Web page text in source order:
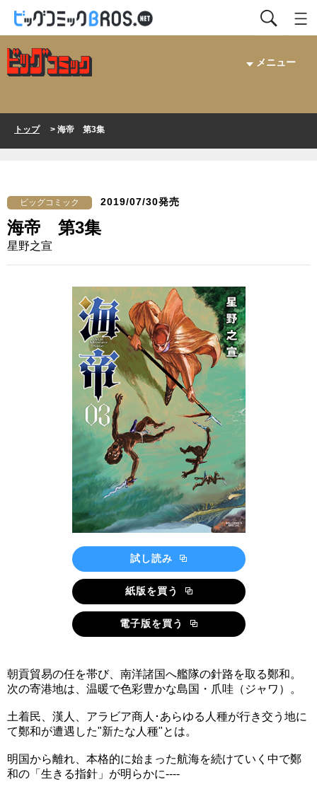
メニュー
トップ> 海帝 第3集
ビッグコミック 2019/07/30発売
海帝 第3集
星野之宣
試し読み
紙版を買う
電子版を買う
朝貢貿易の任を帯び、南洋諸国へ艦隊の針路を取る鄭和。
次の寄港地は、温暖で色彩豊かな島国・爪哇（ジャワ）。
土着民、漢人、アラビア商人･あらゆる人種が行き交う地に
て鄭和が遭遇した"新たな人種"とは。
明国から離れ、本格的に始まった航海を続けていく中で鄭
和の「生きる指針」が明らかに----